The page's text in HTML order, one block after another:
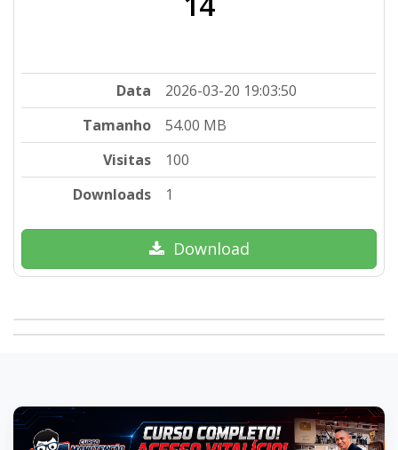
Data
2026-03-20 19:03:50
Tamanho
54.00 MB
Visitas
100
Downloads
1
Download